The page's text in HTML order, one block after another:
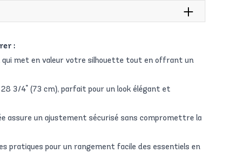
:
qui met en valeur votre silhouette tout en offrant un
3/4" (73 cm), parfait pour un look élégant et
assure un ajustement sécurisé sans compromettre la
pratiques pour un rangement facile des essentiels en